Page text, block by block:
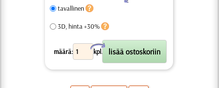
tavallinen
3D, hinta +30%
määrä: kpl.
X